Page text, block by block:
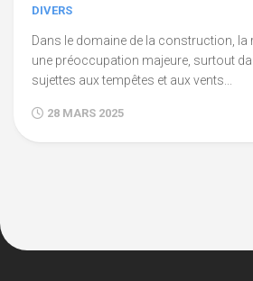
DIVERS
Dans le domaine de la construction, la
une préoccupation majeure, surtout
sujettes aux tempêtes et aux vents...
28 MARS 2025